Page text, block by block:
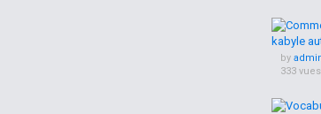
by
333 vues